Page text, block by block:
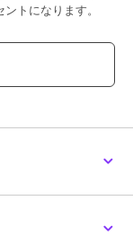
トになります。
開。
セットアップコー